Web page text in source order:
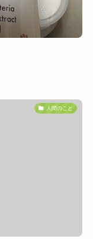
人間のこと